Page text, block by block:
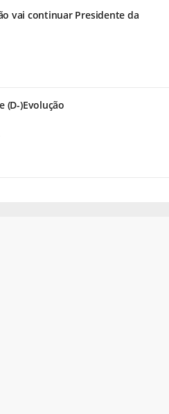
vai continuar Presidente da
(D-)Evolução